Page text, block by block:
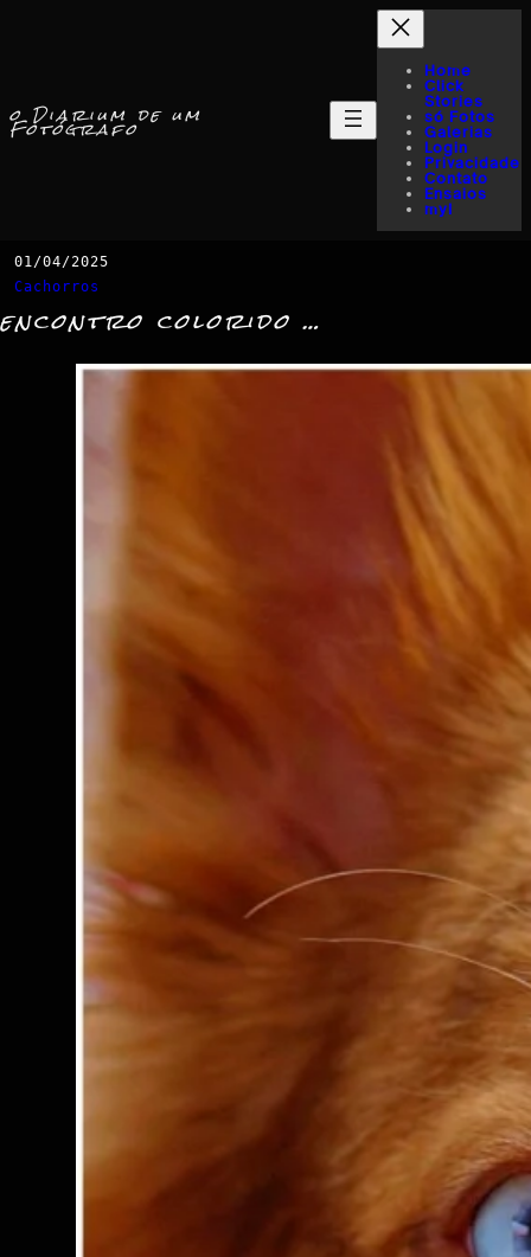
o Diarium de um
Fotógrafo
Home
Click
Stories
só Fotos
Galerias
Login
Privacidade
Contato
Ensaios
myI
01/04/2025
Cachorros
encontro colorido …